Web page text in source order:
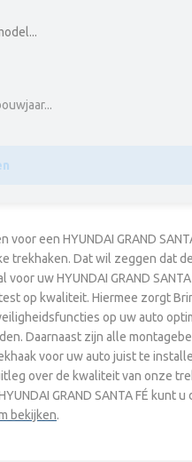
voor een HYUNDAI GRAND
trekhaken. Dat wil zeggen dat
uw HYUNDAI GRAND
op kwaliteit. Hiermee zorgt
op uw auto
Daarnaast zijn alle
voor uw auto juist te
over de kwaliteit van onze
GRAND SANTA FÉ kunt u
bekijken.